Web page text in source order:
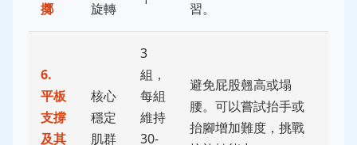
擲
旋轉
習。
6.
平板
支撐
及其
核心
穩定
肌群
3
組，
每組
維持
30-
避免屁股翹高或塌
腰。可以嘗試抬手或
抬腳增加難度，挑戰